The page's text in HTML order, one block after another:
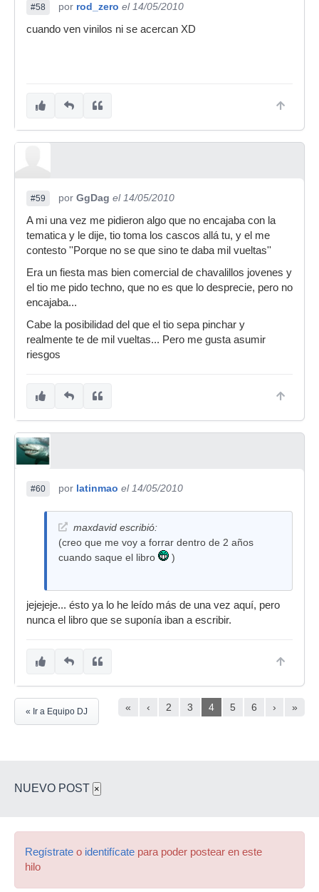
#58 por rod_zero el 14/05/2010
cuando ven vinilos ni se acercan XD
#59 por GgDag el 14/05/2010
A mi una vez me pidieron algo que no encajaba con la
tematica y le dije, tio toma los cascos allá tu, y el me
contesto ''Porque no se que sino te daba mil vueltas''
Era un fiesta mas bien comercial de chavalillos jovenes y
el tio me pido techno, que no es que lo desprecie, pero no
encajaba...
Cabe la posibilidad del que el tio sepa pinchar y
realmente te de mil vueltas... Pero me gusta asumir
riesgos
#60 por latinmao el 14/05/2010
maxdavid escribió:
(creo que me voy a forrar dentro de 2 años
cuando saque el libro
)
jejejeje... ésto ya lo he leído más de una vez aquí, pero
nunca el libro que se suponía iban a escribir.
« ‹ 2 3 4 5 6 › »
« Ir a Equipo DJ
NUEVO POST ×
Regístrate o identifícate para poder postear en este
hilo